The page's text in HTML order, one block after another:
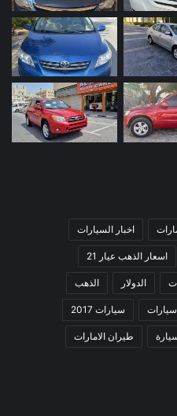
اخبار السيارات
اسعار الذهب عيار 21
الدولار الذهب
سيارات سيارات 2017
طيران الامارات